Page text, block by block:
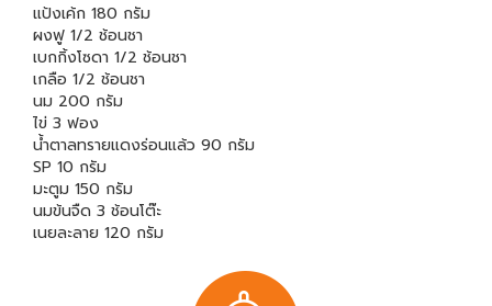
แป้งเค้ก 180 กรัม
ผงฟู 1/2 ช้อนชา
เบกกิ้งโซดา 1/2 ช้อนชา
เกลือ 1/2 ช้อนชา
นม 200 กรัม
ไข่ 3 ฟอง
น้ำตาลทรายแดงร่อนแล้ว 90 กรัม
SP 10 กรัม
มะตูม 150 กรัม
นมข้นจืด 3 ช้อนโต๊ะ
เนยละลาย 120 กรัม